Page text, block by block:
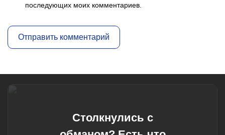
последующих моих комментариев.
Столкнулись с